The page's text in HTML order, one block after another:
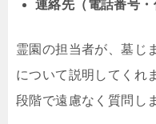
連絡先（電話番号・
霊園の担当者が、墓じ
について説明してくれ
段階で遠慮なく質問し